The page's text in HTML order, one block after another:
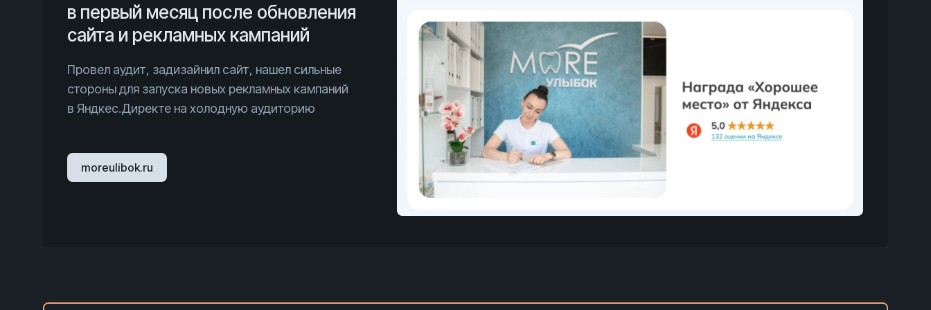
в первый месяц после обновления
сайта и рекламных кампаний
Провел аудит, задизайнил сайт, нашел сильные
стороны для запуска новых рекламных кампаний
в Яндкес.Директе на холодную аудиторию
moreulibok.ru